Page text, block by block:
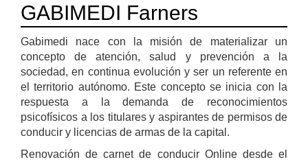
GABIMEDI Farners
Gabimedi nace con la misión de materializar un
concepto de atención, salud y prevención a la
sociedad, en continua evolución y ser un referente en
el territorio autónomo. Este concepto se inicia con la
respuesta a la demanda de reconocimientos
psicofísicos a los titulares y aspirantes de permisos de
conducir y licencias de armas de la capital.
Renovación de carnet de conducir Online desde el